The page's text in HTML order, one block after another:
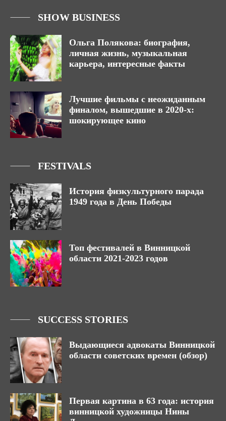
SHOW BUSINESS
Ольга Полякова: биография,
личная жизнь, музыкальная
карьера, интересные факты
Лучшие фильмы с неожиданным
финалом, вышедшие в 2020-х:
шокирующее кино
FESTIVALS
История физкультурного парада
1949 года в День Победы
Топ фестивалей в Винницкой
области 2021-2023 годов
SUCCESS STORIES
Выдающиеся адвокаты Винницкой
области советских времен (обзор)
Первая картина в 63 года: история
винницкой художницы Нины